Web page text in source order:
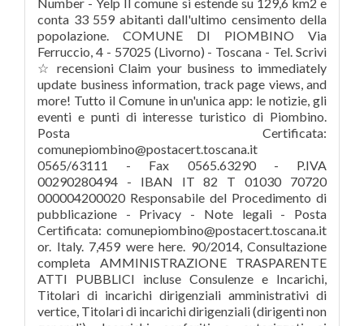
conta 33 559 abitanti dall'ultimo censimento della
popolazione. COMUNE DI PIOMBINO Via
Ferruccio, 4 - 57025 (Livorno) - Toscana - Tel. Scrivi
☆ recensioni Claim your business to immediately
update business information, track page views, and
more! Tutto il Comune in un'unica app: le notizie, gli
eventi e punti di interesse turistico di Piombino.
Posta Certificata:
comunepiombino@postacert.toscana.it
0565/63111 - Fax 0565.63290 - P.IVA
00290280494 - IBAN IT 82 T 01030 70720
000004200020 Responsabile del Procedimento di
pubblicazione - Privacy - Note legali - Posta
Certificata: comunepiombino@postacert.toscana.it
or. Italy. 7,459 were here. 90/2014, Consultazione
completa AMMINISTRAZIONE TRASPARENTE
ATTI PUBBLICI incluse Consulenze e Incarichi,
Titolari di incarichi dirigenziali amministrativi di
vertice, Titolari di incarichi dirigenziali (dirigenti non